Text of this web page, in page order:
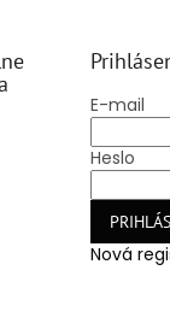
E-mail
Heslo
Nová